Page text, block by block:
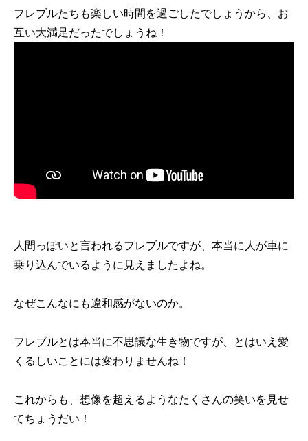
フレブルたちも楽しい時間を過ごしたでしょうから、お
互い大満足だったでしょうね！
人間っぽいと言われるフレブルですが、本当に人が車に
乗り込んでいるように見えましたよね。
なぜこんなにも違和感がないのか。
フレブルとは本当に不思議な生き物ですが、とはいえ愛
くるしいことには変わりませんね！
これからも、想像を超えるようなたくさんの笑いを見せ
てちょうだい！